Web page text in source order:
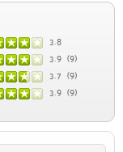
3.8
3.9 (9)
3.7 (9)
3.9 (9)